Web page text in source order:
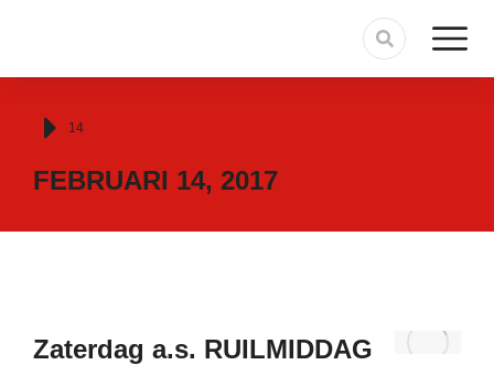
Je bent hier:
14
FEBRUARI 14, 2017
Zaterdag a.s. RUILMIDDAG